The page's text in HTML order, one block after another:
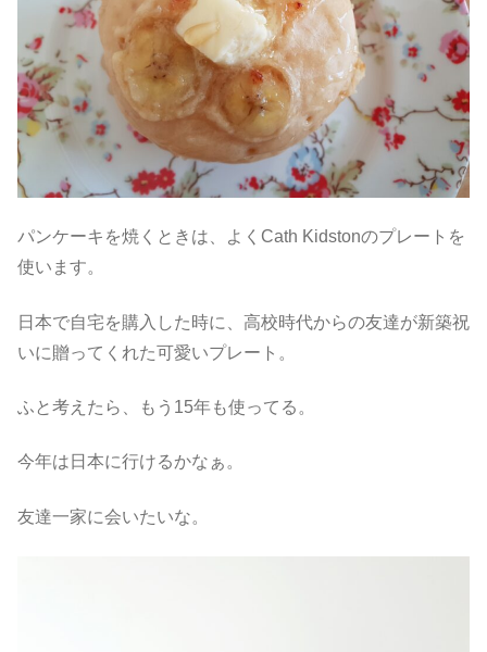
パンケーキを焼くときは、よくCath Kidstonのプレートを
使います。
日本で自宅を購入した時に、高校時代からの友達が新築祝
いに贈ってくれた可愛いプレート。
ふと考えたら、もう15年も使ってる。
今年は日本に行けるかなぁ。
友達一家に会いたいな。